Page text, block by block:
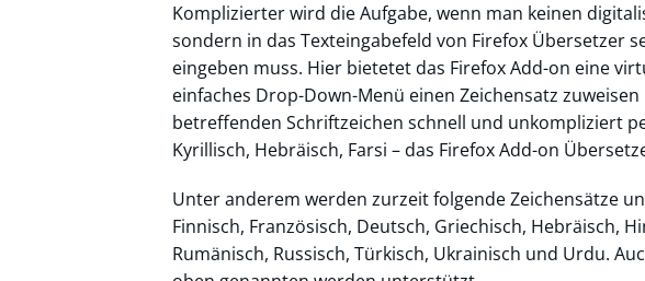
Komplizierter wird die Aufgabe, wenn man keinen
sondern in das Texteingabefeld von Firefox Übersetzer
eingeben muss. Hier bietetet das Firefox Add-on eine
einfaches Drop-Down-Menü einen Zeichensatz
betreffenden Schriftzeichen schnell und unkompliziert
Kyrillisch, Hebräisch, Farsi – das Firefox Add-on
Unter anderem werden zurzeit folgende Zeichensätze
Finnisch, Französisch, Deutsch, Griechisch, Hebräisch,
Rumänisch, Russisch, Türkisch, Ukrainisch und Urdu.